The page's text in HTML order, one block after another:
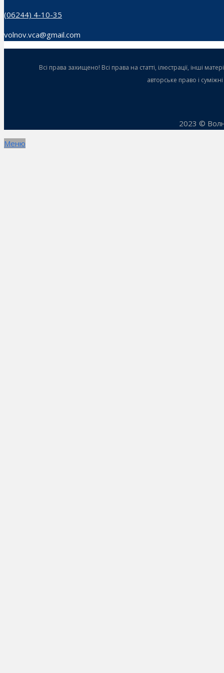
(06244) 4-10-35
volnov.vca@gmail.com
Всі права захищено! Всі права на статті, ілюстрації, інші
авторське право і
2023 ©
Меню